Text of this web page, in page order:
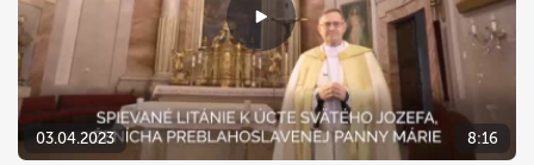
03.04.2023 8:16